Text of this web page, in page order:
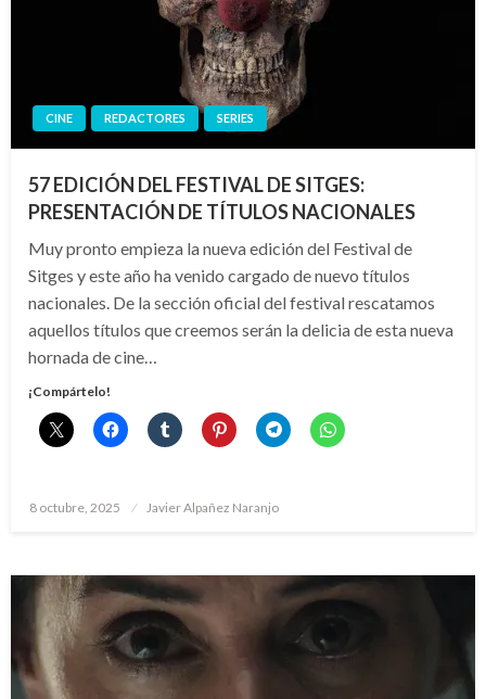
CINE REDACTORES SERIES
57 EDICIÓN DEL FESTIVAL DE SITGES:
PRESENTACIÓN DE TÍTULOS NACIONALES
Muy pronto empieza la nueva edición del Festival de
Sitges y este año ha venido cargado de nuevo títulos
nacionales. De la sección oficial del festival rescatamos
aquellos títulos que creemos serán la delicia de esta nueva
hornada de cine…
¡Compártelo!
Publicado
8 octubre, 2025 Javier Alpañez Naranjo